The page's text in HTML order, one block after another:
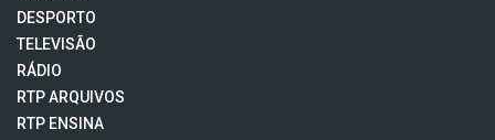
DESPORTO
TELEVISÃO
RÁDIO
RTP ARQUIVOS
RTP ENSINA